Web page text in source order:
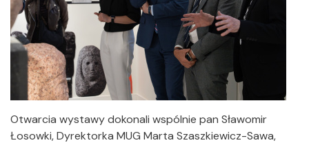
Otwarcia wystawy dokonali wspólnie pan Sławomir
Łosowki, Dyrektorka MUG Marta Szaszkiewicz-Sawa,